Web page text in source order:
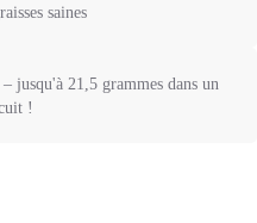
saines
jusqu'à 21,5 grammes dans un
!